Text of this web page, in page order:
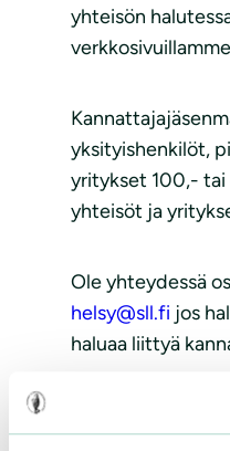
yhteisön
yksityishenkilöt,
yritykset 100,- tai
yhteisöt ja
Ole yhteydessä
helsy@sll.fi jos
haluaa liittyä